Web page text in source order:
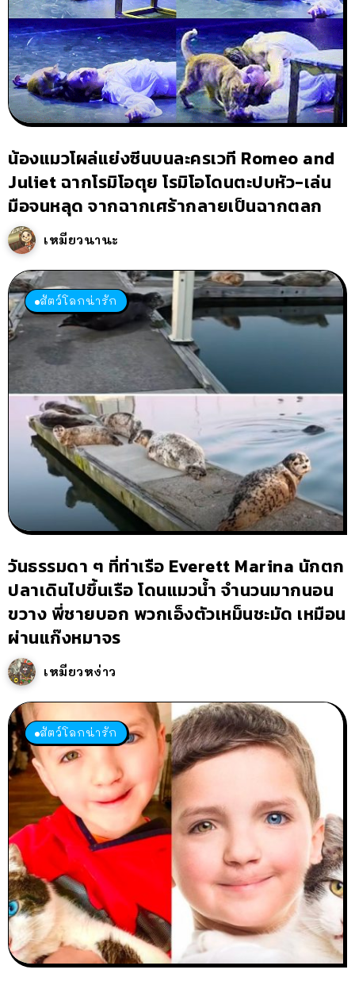
น้องแมวโผล่แย่งซีนบนละครเวที Romeo and
Juliet ฉากโรมิโอตุย โรมิโอโดนตะปบหัว-เล่น
มือจนหลุด จากฉากเศร้ากลายเป็นฉากตลก
เหมียวนานะ
สัตว์โลกน่ารัก
วันธรรมดา ๆ ที่ท่าเรือ Everett Marina นักตก
ปลาเดินไปขึ้นเรือ โดนแมวน้ำ จำนวนมากนอน
ขวาง พี่ชายบอก พวกเอ็งตัวเหม็นชะมัด เหมือน
ผ่านแก๊งหมาจร
เหมียวหง่าว
สัตว์โลกน่ารัก